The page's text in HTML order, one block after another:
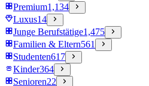
Premium1,134
Luxus14
Junge Berufstätige1,475
Familien & Eltern561
Studenten617
Kinder364
Senioren22